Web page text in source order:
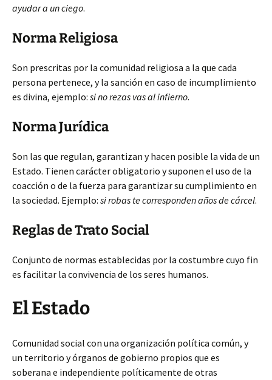
ayudar a un ciego.
Norma Religiosa
Son prescritas por la comunidad religiosa a la que cada
persona pertenece, y la sanción en caso de incumplimiento
es divina, ejemplo: si no rezas vas al infierno.
Norma Jurídica
Son las que regulan, garantizan y hacen posible la vida de un
Estado. Tienen carácter obligatorio y suponen el uso de la
coacción o de la fuerza para garantizar su cumplimiento en
la sociedad. Ejemplo: si robas te corresponden años de cárcel.
Reglas de Trato Social
Conjunto de normas establecidas por la costumbre cuyo fin
es facilitar la convivencia de los seres humanos.
El Estado
Comunidad social con una organización política común, y
un territorio y órganos de gobierno propios que es
soberana e independiente políticamente de otras